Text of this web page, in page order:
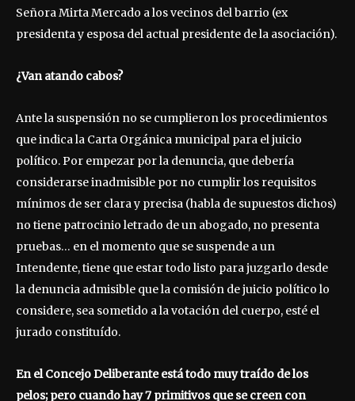
Señora Mirta Mercado a los vecinos del barrio (ex
presidenta y esposa del actual presidente de la asociación).
¿Van atando cabos?
Ante la suspensión no se cumplieron los procedimientos
que indica la Carta Orgánica municipal para el juicio
político. Por empezar por la denuncia, que debería
considerarse inadmisible por no cumplir los requisitos
mínimos de ser clara y precisa (habla de supuestos dichos)
no tiene patrocinio letrado de un abogado, no presenta
pruebas… en el momento que se suspende a un
Intendente, tiene que estar todo listo para juzgarlo desde
la denuncia admisible que la comisión de juicio político lo
considere, sea sometido a la votación del cuerpo, esté el
jurado constituído.
En el Concejo Deliberante está todo muy traído de los
pelos; pero cuando hay 7 primitivos que se creen con